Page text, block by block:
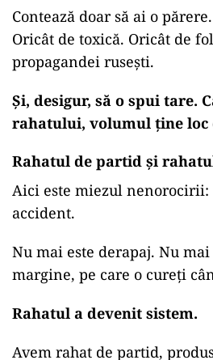
Contează doar să ai o
Oricât de toxică. Oricât de
propagandei rusești.
Și, desigur, să o spui tare.
rahatului, volumul ține loc
Rahatul de partid și
Aici este miezul nenorocirii:
accident.
Nu mai este derapaj. Nu
margine, pe care o cureți
Rahatul a devenit sistem.
Avem rahat de partid,